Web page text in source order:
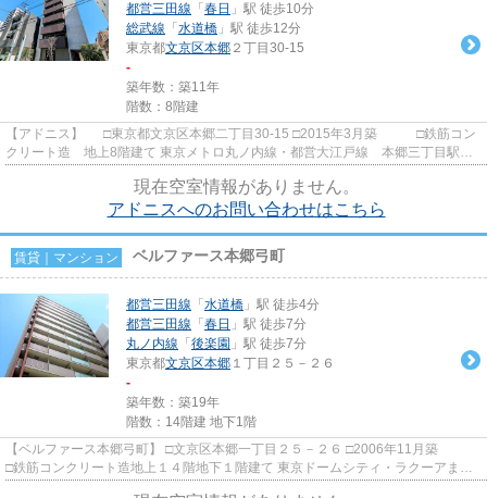
都営三田線 「 春日 」駅 徒歩10分
総武線 「 水道橋 」駅 徒歩12分
東京都文京区本郷 ２丁目30-15
-
築年数：築11年
階数：8階建
【アドニス】 □東京都文京区本郷二丁目30-15 □2015年3月築 □鉄筋コン
クリート造 地上8階建て 東京メトロ丸ノ内線・都営大江戸線 本郷三丁目駅か
現在空室情報がありません。
アドニスへのお問い合わせはこちら
賃貸｜マンション ベルファース本郷弓町
都営三田線 「 水道橋 」駅 徒歩4分
都営三田線 「 春日 」駅 徒歩7分
丸ノ内線 「 後楽園 」駅 徒歩7分
東京都文京区本郷 １丁目２５－２６
-
築年数：築19年
階数：14階建 地下1階
【ベルファース本郷弓町】 □文京区本郷一丁目２５－２６ □2006年11月築
□鉄筋コンクリート造地上１４階地下１階建て 東京ドームシティ・ラクーアまで